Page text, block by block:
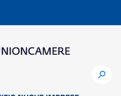
h
più adatti per promuovere